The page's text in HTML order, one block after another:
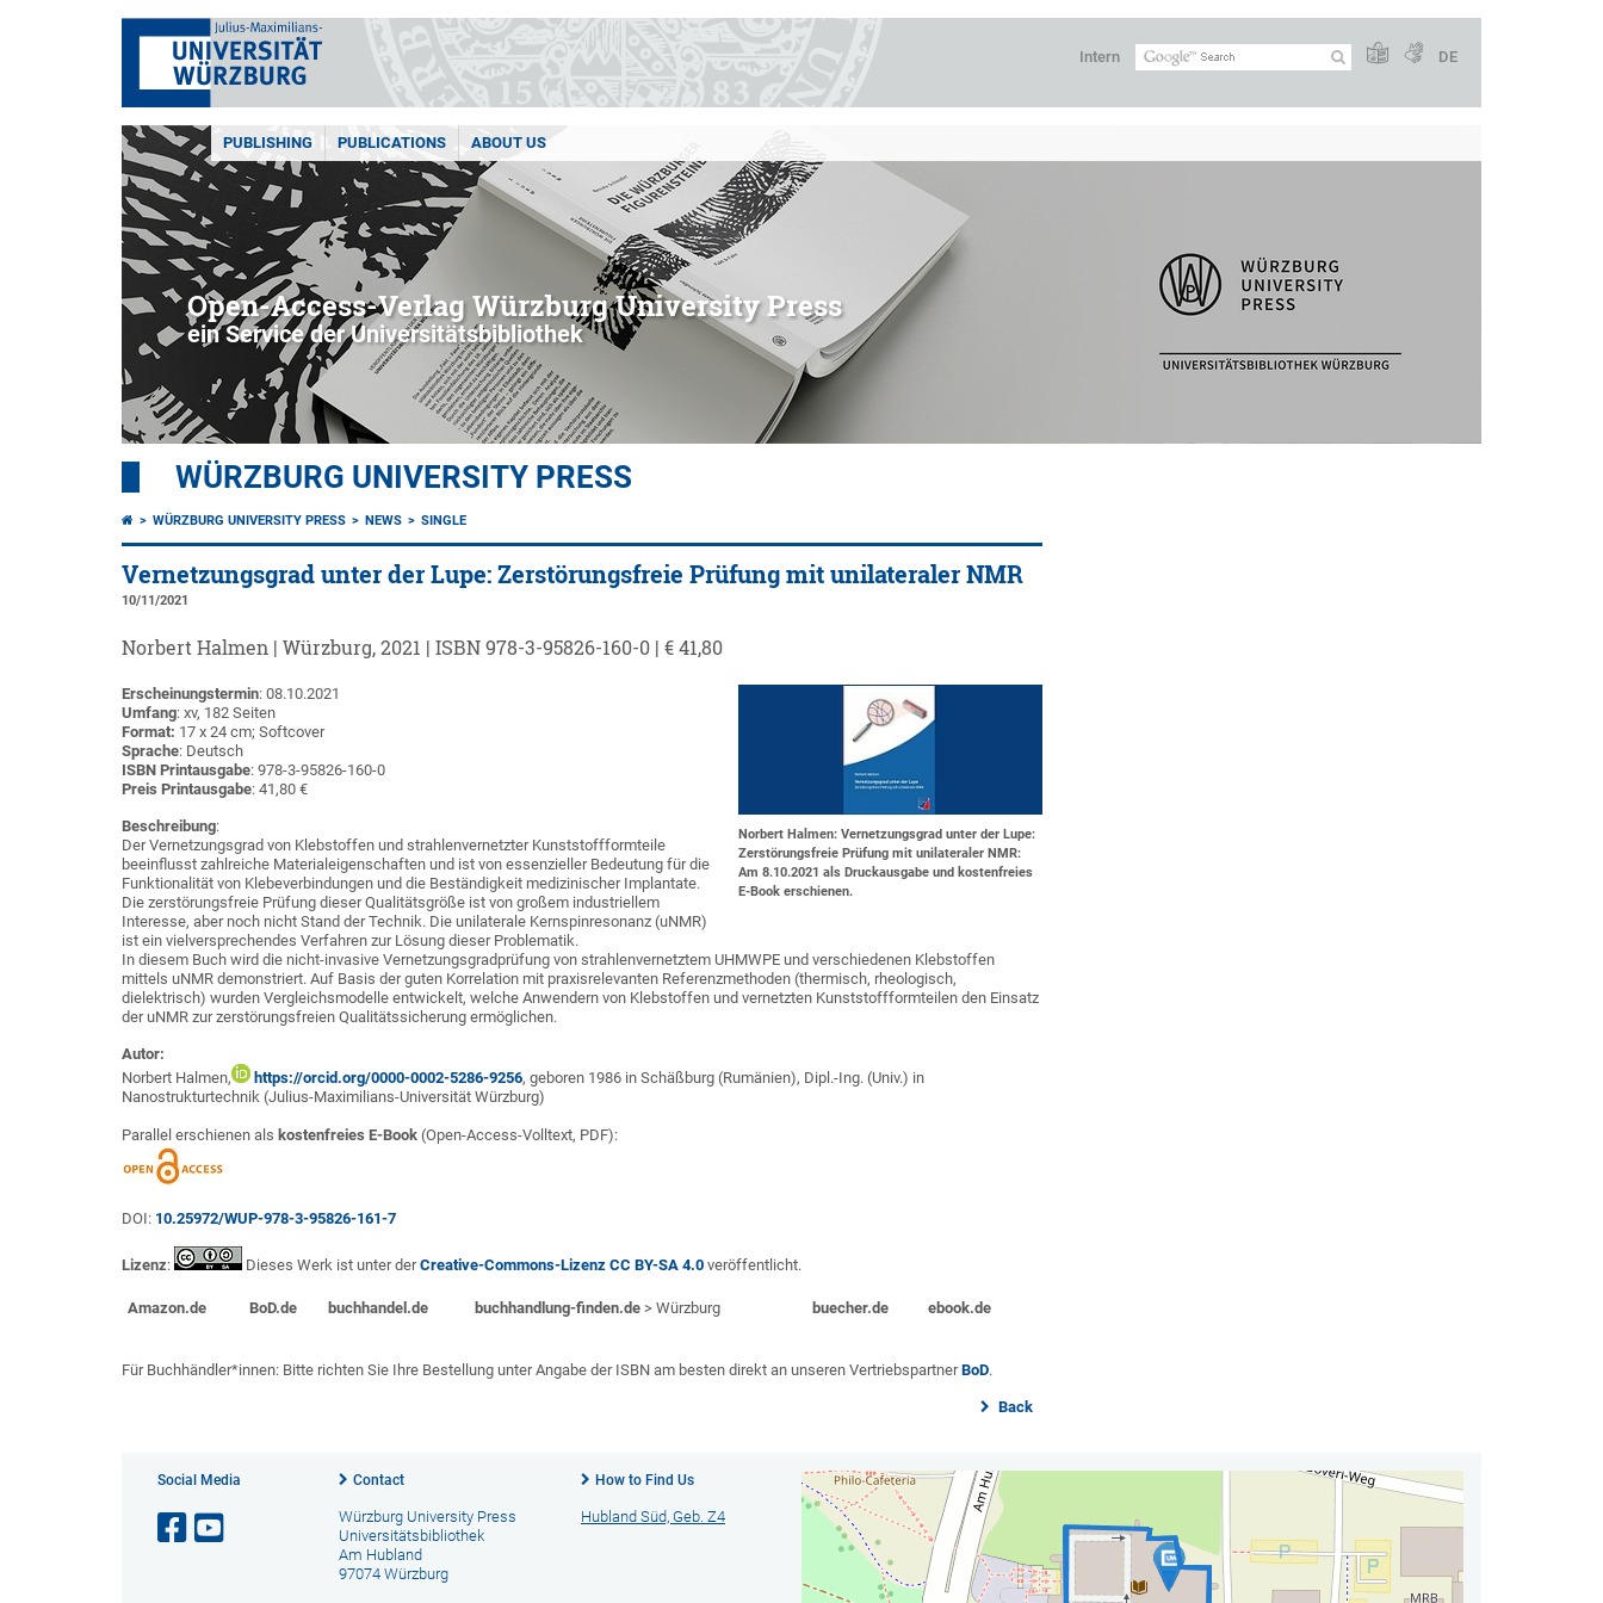
Intern DE
PUBLISHING PUBLICATIONS ABOUT US
Open-Access-Verlag Würzburg University Press
ein Service der Universitätsbibliothek
WÜRZBURG UNIVERSITY PRESS
WÜRZBURG UNIVERSITY PRESS NEWS SINGLE
Vernetzungsgrad unter der Lupe: Zerstörungsfreie Prüfung mit unilateraler NMR
10/11/2021
Norbert Halmen | Würzburg, 2021 | ISBN 978-3-95826-160-0 | € 41,80
Norbert Halmen: Vernetzungsgrad unter der Lupe:
Zerstörungsfreie Prüfung mit unilateraler NMR:
Am 8.10.2021 als Druckausgabe und kostenfreies
E-Book erschienen.
Erscheinungstermin: 08.10.2021
Umfang: xv, 182 Seiten
Format: 17 x 24 cm; Softcover
Sprache: Deutsch
ISBN Printausgabe: 978-3-95826-160-0
Preis Printausgabe: 41,80 €
Beschreibung:
Der Vernetzungsgrad von Klebstoffen und strahlenvernetzter Kunststoffformteile
beeinflusst zahlreiche Materialeigenschaften und ist von essenzieller Bedeutung für die
Funktionalität von Klebeverbindungen und die Beständigkeit medizinischer Implantate.
Die zerstörungsfreie Prüfung dieser Qualitätsgröße ist von großem industriellem
Interesse, aber noch nicht Stand der Technik. Die unilaterale Kernspinresonanz (uNMR)
ist ein vielversprechendes Verfahren zur Lösung dieser Problematik.
In diesem Buch wird die nicht-invasive Vernetzungsgradprüfung von strahlenvernetztem UHMWPE und verschiedenen Klebstoffen
mittels uNMR demonstriert. Auf Basis der guten Korrelation mit praxisrelevanten Referenzmethoden (thermisch, rheologisch,
dielektrisch) wurden Vergleichsmodelle entwickelt, welche Anwendern von Klebstoffen und vernetzten Kunststoffformteilen den Einsatz
der uNMR zur zerstörungsfreien Qualitätssicherung ermöglichen.
Autor:
Norbert Halmen,
https://orcid.org/0000-0002-5286-9256, geboren 1986 in Schäßburg (Rumänien), Dipl.-Ing. (Univ.) in
Nanostrukturtechnik (Julius-Maximilians-Universität Würzburg)
Parallel erschienen als kostenfreies E-Book (Open-Access-Volltext, PDF):
DOI: 10.25972/WUP-978-3-95826-161-7
Lizenz: Dieses Werk ist unter derCreative-Commons-Lizenz CC BY-SA 4.0 veröffentlicht.
Amazon.de BoD.de buchhandel.de buchhandlung-finden.de > Würzburg buecher.de ebook.de
Für Buchhändler*innen: Bitte richten Sie Ihre Bestellung unter Angabe der ISBN am besten direkt an unseren VertriebspartnerBoD.
Back
Social Media Contact
Würzburg University Press
Universitätsbibliothek
Am Hubland
97074 Würzburg
How to Find Us
Hubland Süd, Geb. Z4